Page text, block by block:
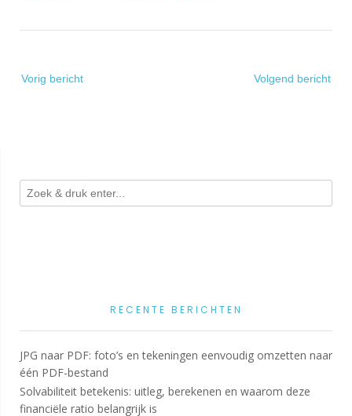
navigatie
Vorig bericht Volgend bericht
RECENTE BERICHTEN
JPG naar PDF: foto’s en tekeningen eenvoudig omzetten naar
één PDF-bestand
Solvabiliteit betekenis: uitleg, berekenen en waarom deze
financiële ratio belangrijk is